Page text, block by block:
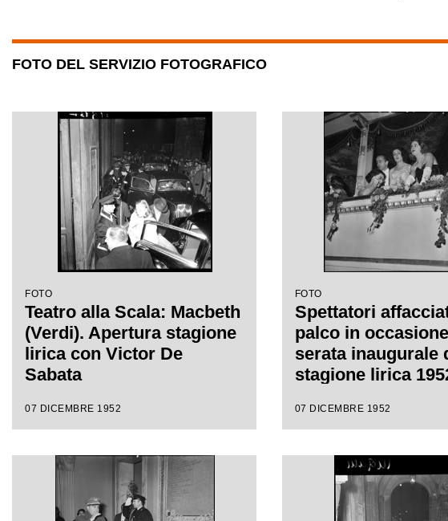
FOTO DEL SERVIZIO FOTOGRAFICO
FOTO
Teatro alla Scala: Macbeth
(Verdi). Apertura stagione
lirica con Victor De
Sabata
07 DICEMBRE 1952
FOTO
Spettatori
palco in
serata inaugurale
stagione lirica
l'opera "Macbeth",
Victor de Sabata,
regia di Carl Ebert
07 DICEMBRE 1952